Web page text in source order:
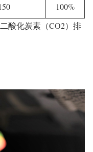
100%
酸化炭素（CO2）排